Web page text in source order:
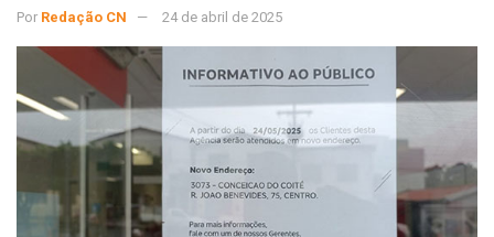
Por Redação CN 24 de abril de 2025